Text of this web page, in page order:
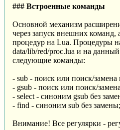
### Встроенные команды
Основной механизм
через запуск внешних команд,
процедур на Lua. Процедуры
data/lib/red/proc.lua и на
следующие команды:
- sub - поиск или поиск/замена
- gsub - поиск или поиск/
- select - синоним gsub без
- find - синоним sub без замены;
Внимание! Все регулярки -